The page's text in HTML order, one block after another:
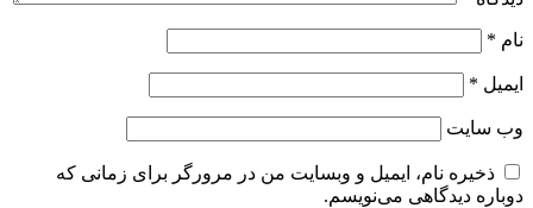
نام *
ایمیل *
وب‌ سایت
ذخیره نام، ایمیل و وبسایت من در مرورگر برای زمانی که
دوباره دیدگاهی می‌نویسم.